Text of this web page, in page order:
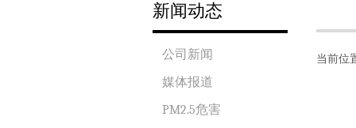
新闻动态
公司新闻
媒体报道
PM2.5危害
当前位